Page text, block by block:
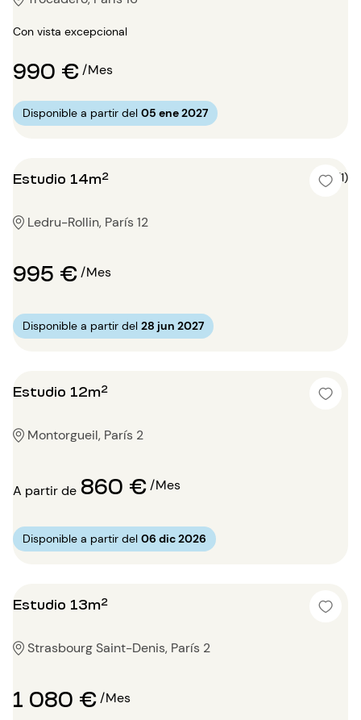
Con vista excepcional
990 €/Mes
Disponible a partir del 05 ene 2027
Estudio 14m² 5 (1)
Ledru-Rollin, París 12
995 €/Mes
Disponible a partir del 28 jun 2027
Estudio 12m²
Montorgueil, París 2
A partir de 860 €/Mes
Disponible a partir del 06 dic 2026
Estudio 13m²
Strasbourg Saint-Denis, París 2
1 080 €/Mes